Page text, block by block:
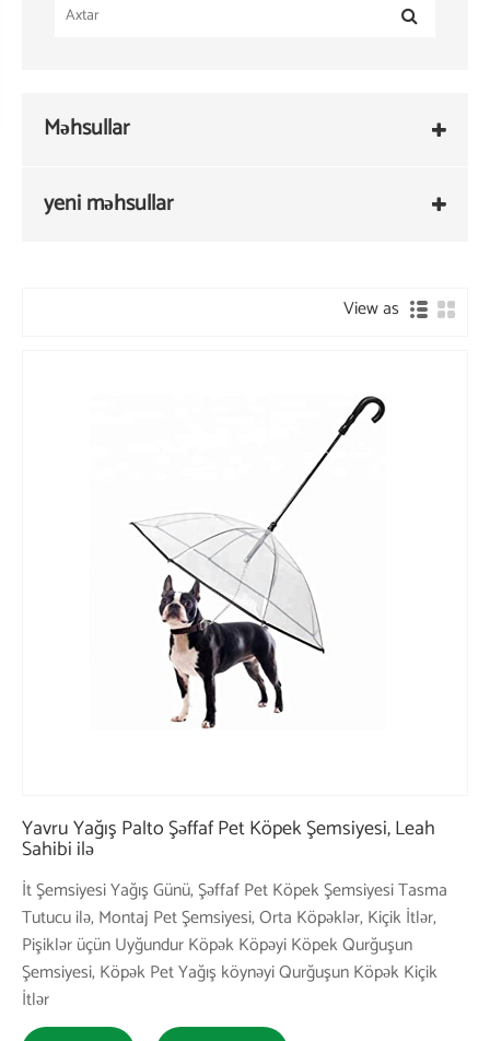
Məhsullar
yeni məhsullar
View as
Yavru Yağış Palto Şəffaf Pet Köpek Şemsiyesi, Leah
Sahibi ilə
İt Şemsiyesi Yağış Günü, Şəffaf Pet Köpek Şemsiyesi Tasma
Tutucu ilə, Montaj Pet Şemsiyesi, Orta Köpəklər, Kiçik İtlər,
Pişiklər üçün Uyğundur Köpək Köpəyi Köpek Qurğuşun
Şemsiyesi, Köpək Pet Yağış köynəyi Qurğuşun Köpək Kiçik
İtlər